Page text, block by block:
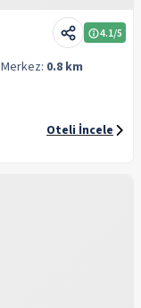
4.1/5
Merkez: 0.8 km
Oteli İncele